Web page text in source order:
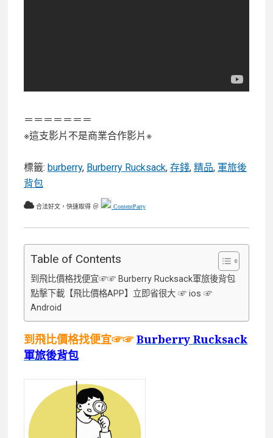
＝＝＝＝＝＝＝
※這支影片不是商業合作影片※
標籤: burberry, Burberry Rucksack, 存錢, 精品, 軍旅後
背包
合法好文，快速取得 ＠ ContentParty
Table of Contents
到飛比價格找便宜☞☞ Burberry Rucksack軍旅後背包
點擊下載【飛比價格APP】立即省很大 ☞ ios ☞
Android
到飛比價格找便宜☞☞ Burberry Rucksack
軍旅後背包